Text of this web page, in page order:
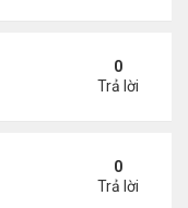
thay vì ngừng bắn'
0
Trả lời
ở Iran
0
Trả lời